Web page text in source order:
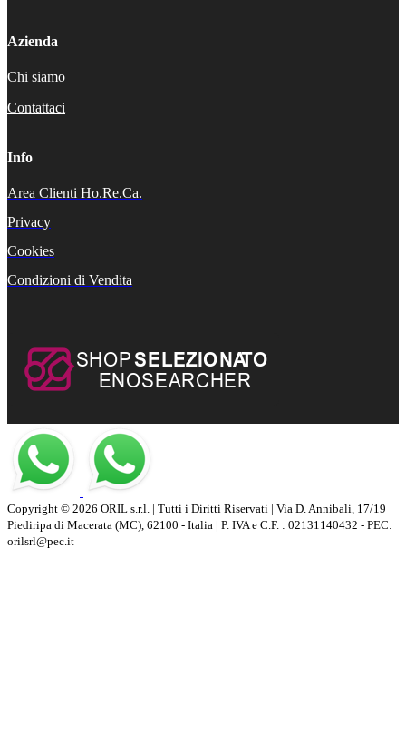
Azienda
Chi siamo
Contattaci
Info
Area Clienti Ho.Re.Ca.
Privacy
Cookies
Condizioni di Vendita
Copyright © 2026 ORIL s.r.l. | Tutti i Diritti Riservati | Via D. Annibali, 17/19
Piediripa di Macerata (MC), 62100 - Italia | P. IVA e C.F. : 02131140432 - PEC:
orilsrl@pec.it